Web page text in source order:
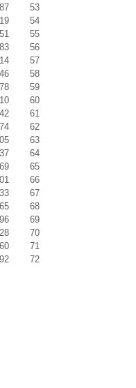
53
54
55
56
57
58
59
60
61
62
63
64
65
66
67
68
69
70
71
72